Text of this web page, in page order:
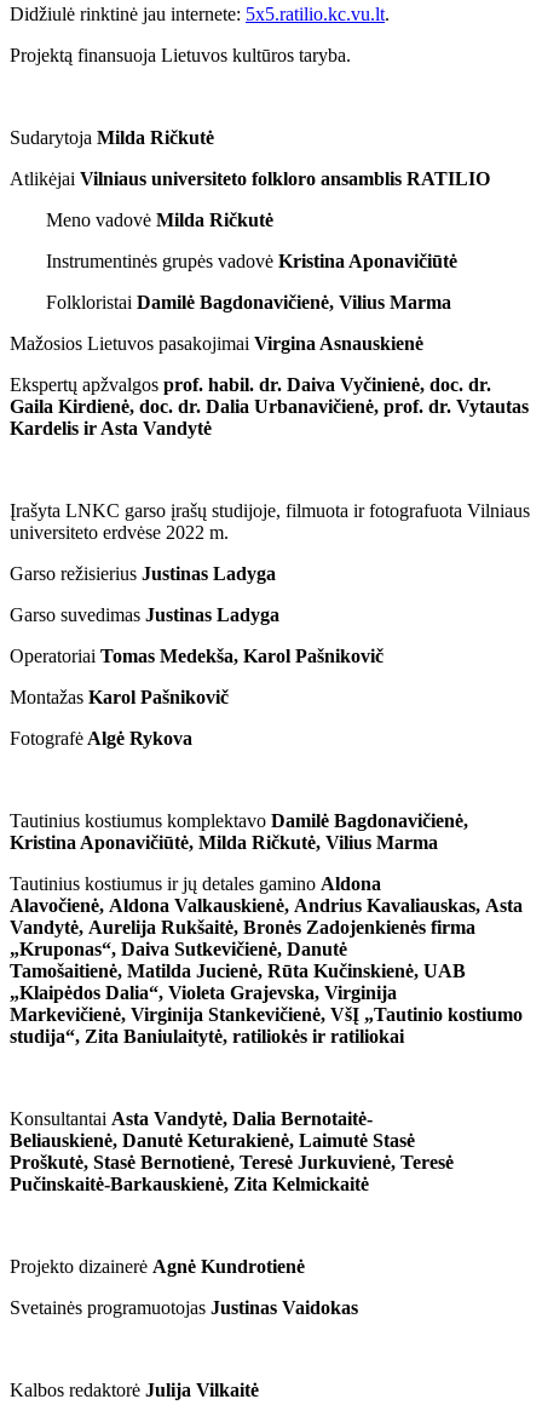
Didžiulė rinktinė jau internete: 5x5.ratilio.kc.vu.lt.
Projektą finansuoja Lietuvos kultūros taryba.
Sudarytoja Milda Ričkutė
Atlikėjai Vilniaus universiteto folkloro ansamblis RATILIO
Meno vadovė Milda Ričkutė
Instrumentinės grupės vadovė Kristina Aponavičiūtė
Folkloristai Damilė Bagdonavičienė, Vilius Marma
Mažosios Lietuvos pasakojimai Virgina Asnauskienė
Ekspertų apžvalgos prof. habil. dr. Daiva Vyčinienė, doc. dr.
Gaila Kirdienė, doc. dr. Dalia Urbanavičienė, prof. dr. Vytautas
Kardelis ir Asta Vandytė
Įrašyta LNKC garso įrašų studijoje, filmuota ir fotografuota Vilniaus
universiteto erdvėse 2022 m.
Garso režisierius Justinas Ladyga
Garso suvedimas Justinas Ladyga
Operatoriai Tomas Medekša, Karol Pašnikovič
Montažas Karol Pašnikovič
Fotografė Algė Rykova
Tautinius kostiumus komplektavo Damilė Bagdonavičienė,
Kristina Aponavičiūtė, Milda Ričkutė, Vilius Marma
Tautinius kostiumus ir jų detales gamino Aldona
Alavočienė, Aldona Valkauskienė, Andrius Kavaliauskas, Asta
Vandytė, Aurelija Rukšaitė, Bronės Zadojenkienės firma
„Kruponas“, Daiva Sutkevičienė, Danutė
Tamošaitienė, Matilda Jucienė, Rūta Kučinskienė, UAB
„Klaipėdos Dalia“, Violeta Grajevska, Virginija
Markevičienė, Virginija Stankevičienė, VšĮ „Tautinio kostiumo
studija“, Zita Baniulaitytė, ratiliokės ir ratiliokai
Konsultantai Asta Vandytė, Dalia Bernotaitė-
Beliauskienė, Danutė Keturakienė, Laimutė Stasė
Proškutė, Stasė Bernotienė, Teresė Jurkuvienė, Teresė
Pučinskaitė-Barkauskienė, Zita Kelmickaitė
Projekto dizainerė Agnė Kundrotienė
Svetainės programuotojas Justinas Vaidokas
Kalbos redaktorė Julija Vilkaitė